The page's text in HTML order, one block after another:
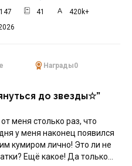
147 41
420k+
Награды0
до звезды☆”
меня столько раз, что
у меня наконец появился
кумиром лично! Это ли не
Ещё какое! Да только…